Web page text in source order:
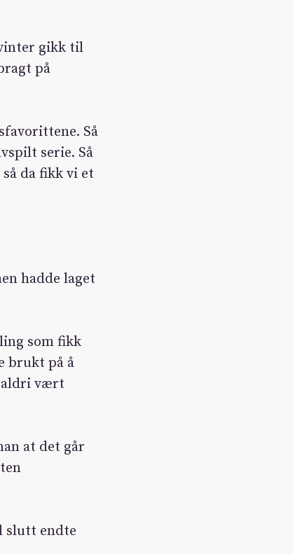
gikk til
på
Så
serie. Så
da fikk vi et
hadde laget
som fikk
brukt på å
aldri vært
at det går
slutt endte